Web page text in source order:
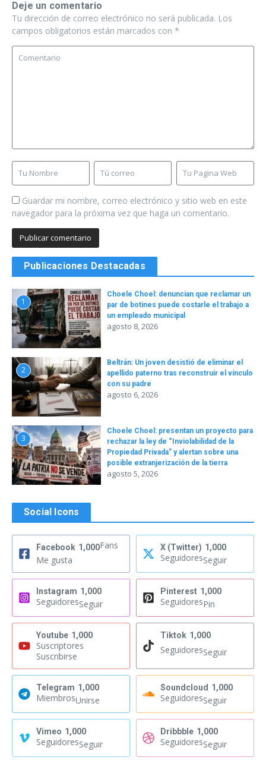
Deje un comentario
Tu dirección de correo electrónico no será publicada. Los
campos obligatorios están marcados con *
Guardar mi nombre, correo electrónico y sitio web en este
navegador para la próxima vez que haga un comentario.
Publicaciones Destacadas
1
Choele Choel: denuncian que reclamar un
par de botines puede costarle el trabajo a
un empleado municipal
agosto 8, 2026
2
Beltrán: Un joven desistió de eliminar el
apellido paterno tras reconstruir el vínculo
con su padre
agosto 6, 2026
3
Choele Choel: presentan un proyecto para
rechazar la ley de “Inviolabilidad de la
Propiedad Privada” y alertan sobre una
posible extranjerización de la tierra
agosto 5, 2026
Social Icons
Facebook 1,000Fans
Me gusta
X (Twitter) 1,000
SeguidoresSeguir
Instagram 1,000
SeguidoresSeguir
Pinterest 1,000
SeguidoresPin
Youtube 1,000
Suscriptores
Suscribirse
Tiktok 1,000
SeguidoresSeguir
Telegram 1,000
MiembrosUnirse
Soundcloud 1,000
SeguidoresSeguir
Vimeo 1,000
SeguidoresSeguir
Dribbble 1,000
SeguidoresSeguir